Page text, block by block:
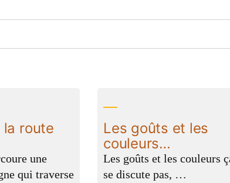
la route
une
qui traverse
Les goûts et les
couleurs…
Les goûts et les couleurs
se discute pas, …